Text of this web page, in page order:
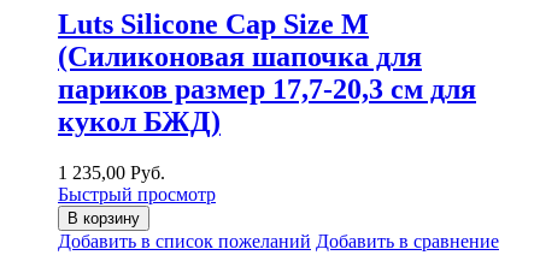
Luts Silicone Cap Size М
(Силиконовая шапочка для
париков размер 17,7-20,3 см для
кукол БЖД)
1 235,00 Руб.
Быстрый просмотр
В корзину
Добавить в список пожеланий Добавить в сравнение